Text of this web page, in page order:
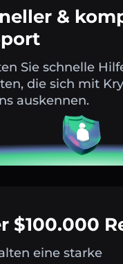
&
Sie schnelle
die sich mit
auskennen.
$100.000
eine starke